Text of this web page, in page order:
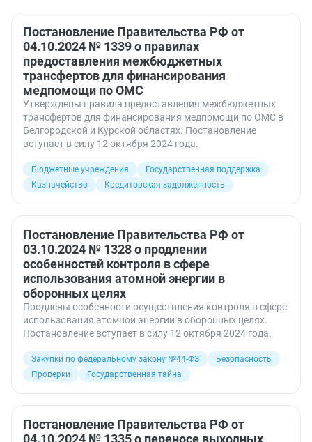
Строительство
Цифровые сервисы
Электронные документы
Постановление Правительства РФ от
04.10.2024 № 1339 о правилах
предоставления межбюджетных
трансфертов для финансирования
медпомощи по ОМС
Утверждены правила предоставления межбюджетных
трансфертов для финансирования медпомощи по ОМС в
Белгородской и Курской областях. Постановление
вступает в силу 12 октября 2024 года.
Бюджетные учреждения
Государственная поддержка
Казначейство
Кредиторская задолженность
Постановление Правительства РФ от
03.10.2024 № 1328 о продлении
особенностей контроля в сфере
использования атомной энергии в
оборонных целях
Продлены особенности осуществления контроля в сфере
использования атомной энергии в оборонных целях.
Постановление вступает в силу 12 октября 2024 года.
Закупки по федеральному закону №44-ФЗ
Безопасность
Проверки
Государственная тайна
Постановление Правительства РФ от
04.10.2024 № 1335 о переносе выходных